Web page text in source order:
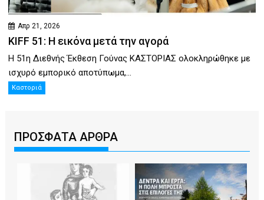
Απρ 21, 2026
KIFF 51: Η εικόνα μετά την αγορά
Η 51η Διεθνής Έκθεση Γούνας ΚΑΣΤΟΡΙΑΣ ολοκληρώθηκε με
ισχυρό εμπορικό αποτύπωμα,...
Καστοριά
ΠΡΟΣΦΑΤΑ ΑΡΘΡΑ